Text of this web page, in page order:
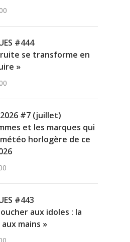
#444
se transforme en
»
2026 #7 (juillet)
et les marques qui
horlogère de ce
#443
aux idoles : la
mains »